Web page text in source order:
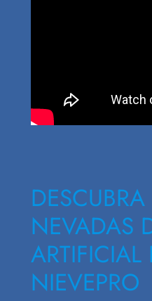
NEVADAS
ARTIFICIAL
NIEVEPRO